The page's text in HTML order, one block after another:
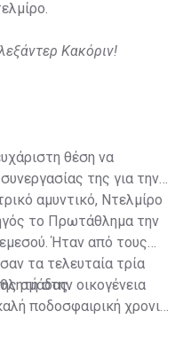
Κακόριν!
θέση να
της για την
αμυντικό, Ντελμίρο
το Πρωτάθλημα την
Ήταν από τους
τα τελευταία τρία
ομάδας.
στην οικογένεια
ποδοσφαιρική χρονιά